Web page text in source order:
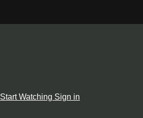
Start Watching Sign in